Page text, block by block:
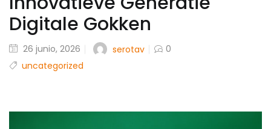
Remember me
Lost password?
Digitale Gokken
Posted
26 junio, 2026 serotav
0
uncategorized